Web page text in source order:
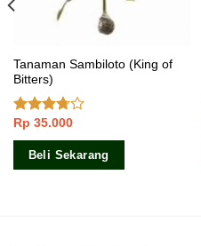
Tanaman Sambiloto (King of
Bitters)
Dinilai
3.50dari
Rp 35.000
Beli Sekarang